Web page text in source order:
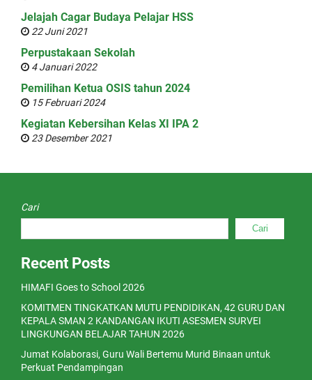
Jelajah Cagar Budaya Pelajar HSS
22 Juni 2021
Perpustakaan Sekolah
4 Januari 2022
Pemilihan Ketua OSIS tahun 2024
15 Februari 2024
Kegiatan Kebersihan Kelas XI IPA 2
23 Desember 2021
Cari
Cari
Recent Posts
HIMAFI Goes to School 2026
KOMITMEN TINGKATKAN MUTU PENDIDIKAN, 42 GURU DAN
KEPALA SMAN 2 KANDANGAN IKUTI ASESMEN SURVEI
LINGKUNGAN BELAJAR TAHUN 2026
Jumat Kolaborasi, Guru Wali Bertemu Murid Binaan untuk
Perkuat Pendampingan